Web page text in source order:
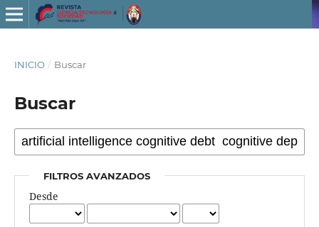
INICIO / Buscar
Buscar
FILTROS AVANZADOS
Desde